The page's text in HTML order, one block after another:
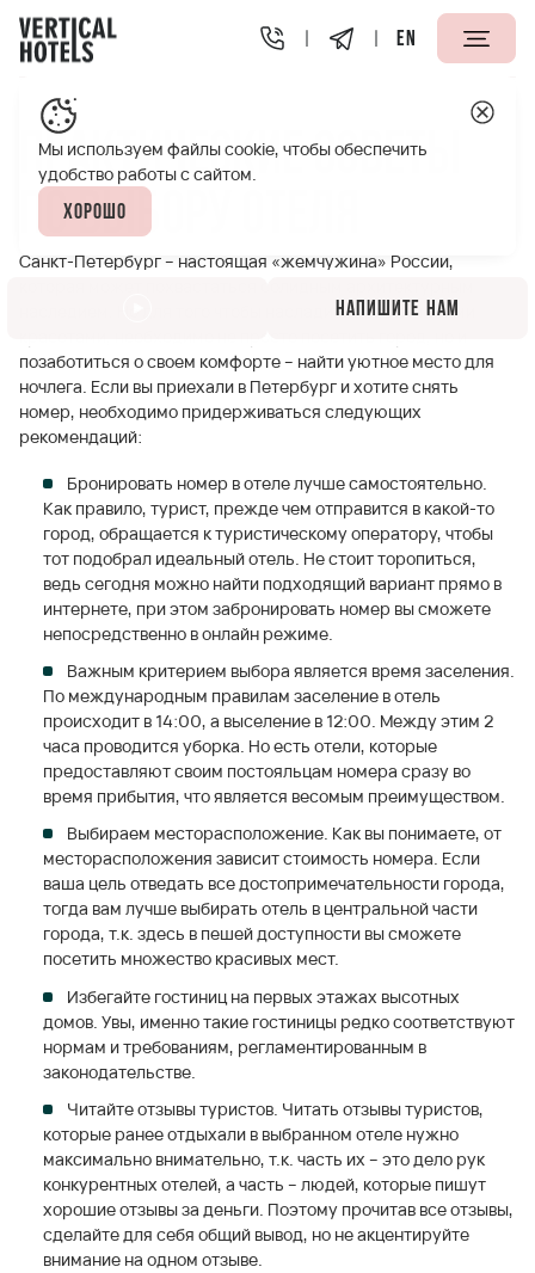
EN
Апарт-отели Vertical
Практические советы
по выбору отеля
Санкт-Петербург – настоящая «жемчужина» России,
наследием. Но для того чтобы насладиться всеми этими
позаботиться о своем комфорте – найти уютное место для
ночлега. Если вы приехали в Петербург и хотите снять
номер, необходимо придерживаться следующих
рекомендаций:
Бронировать номер в отеле лучше самостоятельно.
Как правило, турист, прежде чем отправится в какой-то
город, обращается к туристическому оператору, чтобы
тот подобрал идеальный отель. Не стоит торопиться,
ведь сегодня можно найти подходящий вариант прямо в
интернете, при этом забронировать номер вы сможете
непосредственно в онлайн режиме.
Важным критерием выбора является время заселения.
По международным правилам заселение в отель
происходит в 14:00, а выселение в 12:00. Между этим 2
часа проводится уборка. Но есть отели, которые
предоставляют своим постояльцам номера сразу во
время прибытия, что является весомым преимуществом.
Выбираем месторасположение. Как вы понимаете, от
месторасположения зависит стоимость номера. Если
ваша цель отведать все достопримечательности города,
тогда вам лучше выбирать отель в центральной части
города, т.к. здесь в пешей доступности вы сможете
посетить множество красивых мест.
Избегайте гостиниц на первых этажах высотных
домов. Увы, именно такие гостиницы редко соответствуют
нормам и требованиям, регламентированным в
законодательстве.
Читайте отзывы туристов. Читать отзывы туристов,
которые ранее отдыхали в выбранном отеле нужно
максимально внимательно, т.к. часть их – это дело рук
конкурентных отелей, а часть – людей, которые пишут
хорошие отзывы за деньги. Поэтому прочитав все отзывы,
сделайте для себя общий вывод, но не акцентируйте
внимание на одном отзыве.
Мы используем файлы cookie, чтобы обеспечить
удобство работы с сайтом.
Хорошо
Напишите нам